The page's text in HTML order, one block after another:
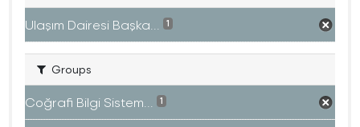
Ulaşım Dairesi Başka... 1
Groups
Coğrafi Bilgi Sistem... 1